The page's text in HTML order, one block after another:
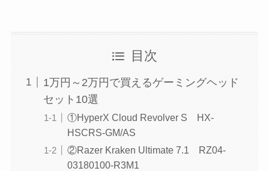
目次
1万円～2万円で買えるゲーミングヘッド
セット10選
①HyperX Cloud Revolver S HX-
HSCRS-GM/AS
②Razer Kraken Ultimate 7.1 RZ04-
03180100-R3M1